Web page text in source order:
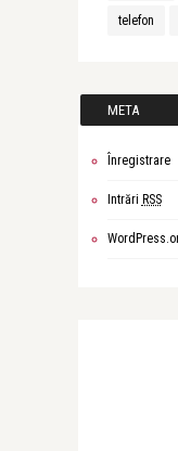
telefon
META
Înregistrare
Intrări RSS